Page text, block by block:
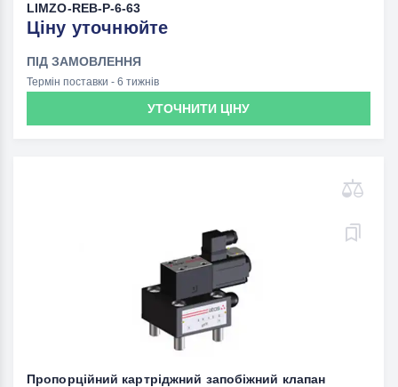
LIMZO-REB-P-6-63
Ціну уточнюйте
ПІД ЗАМОВЛЕННЯ
Термін поставки - 6 тижнів
УТОЧНИТИ ЦІНУ
Пропорційний картріджний запобіжний клапан